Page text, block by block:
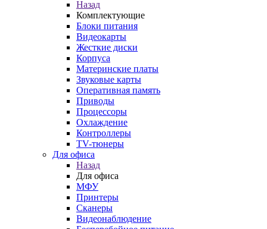
Назад
Комплектующие
Блоки питания
Видеокарты
Жесткие диски
Корпуса
Материнские платы
Звуковые карты
Оперативная память
Приводы
Процессоры
Охлаждение
Контроллеры
TV-тюнеры
Для офиса
Назад
Для офиса
МФУ
Принтеры
Сканеры
Видеонаблюдение